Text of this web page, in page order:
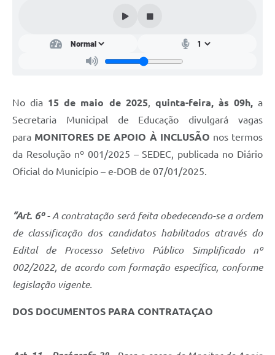
Plano Diretor e Mobilidade Urbana
3º Jornada Empreendedora BQ
Plano Municipal de Saneamento Básico
Regularização de bairros
Carta de Serviços
Telefones Úteis
No dia 15 de maio de 2025, quinta-feira, às 09h,a
Secretaria Municipal de Educação divulgará vagas
para MONITORES DE APOIO À INCLUSÃO nos termos
da Resolução nº 001/2025 – SEDEC, publicada no Diário
Oficial do Município – e-DOB de 07/01/2025.
“Art. 6º- A contratação será feita obedecendo-se a ordem
de classificação dos candidatos habilitados através do
Edital de Processo Seletivo Público Simplificado nº
002/2022, de acordo com formação específica, conforme
legislação vigente.
DOS DOCUMENTOS PARA CONTRATAÇAO